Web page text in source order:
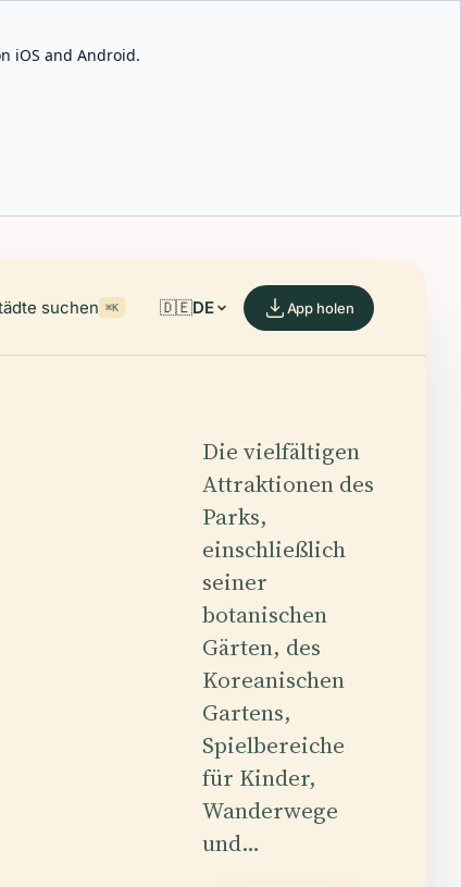
iOS and Android.
suchen ⌘K 🇩🇪DE App holen
Die vielfältigen
Attraktionen des
Parks,
einschließlich
seiner
botanischen
Gärten, des
Koreanischen
Gartens,
Spielbereiche
für Kinder,
Wanderwege
und…